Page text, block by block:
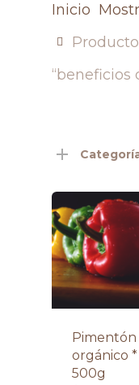
Inicio
“beneficios
Pimentón
orgánico *
500g